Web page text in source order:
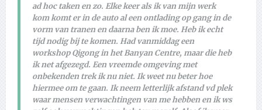
ad hoc taken en zo. Elke keer als ik van mijn werk
kom komt er in de auto al een ontlading op gang in de
vorm van tranen en daarna ben ik moe. Heb ik echt
tijd nodig bij te komen. Had vanmiddag een
workshop Qigong in het Banyan Centre, maar die heb
ik net afgezegd. Een vreemde omgeving met
onbekenden trek ik nu niet. Ik weet nu beter hoe
hiermee om te gaan. Ik neem letterlijk afstand vd plek
waar mensen verwachtingen van me hebben en ik ws